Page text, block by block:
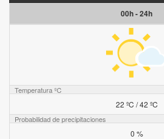
00h - 24h
Temperatura ºC
22 ºC / 42 ºC
Probabilidad de precipitaciones
0 %